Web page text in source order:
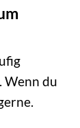
Wenn du